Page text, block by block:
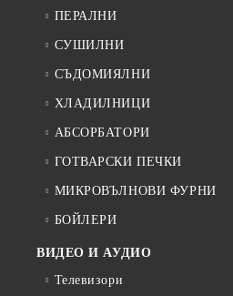
ПЕРАЛНИ
СУШИЛНИ
СЪДОМИЯЛНИ
ХЛАДИЛНИЦИ
АБСОРБАТОРИ
ГОТВАРСКИ ПЕЧКИ
МИКРОВЪЛНОВИ ФУРНИ
БОЙЛЕРИ
ВИДЕО И АУДИО
Телевизори